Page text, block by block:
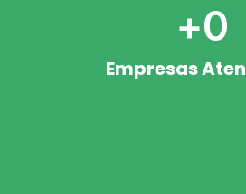
Empresas
+0